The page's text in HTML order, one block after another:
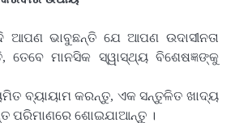
ଆପଣ ଭାବୁଛନ୍ତି ଯେ ଆପଣ ଉଦାସୀନତା
ତେବେ ମାନସିକ ସ୍ୱାସ୍ଥ୍ୟ ବିଶେଷଜ୍ଞଙ୍କୁ
ବ୍ୟାୟାମ କରନ୍ତୁ, ଏକ ସନ୍ତୁଳିତ ଖାଦ୍ୟ
ପରିମାଣରେ ଶୋଇଯାଆନ୍ତୁ ।